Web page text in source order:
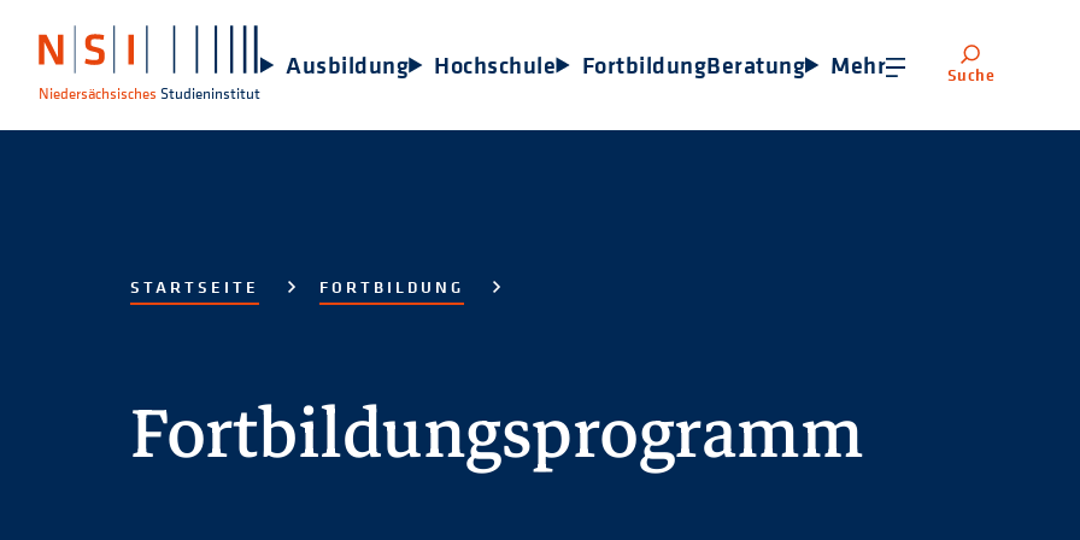
Niedersächsisches Studieninstitut
Ausbildung Hochschule FortbildungBeratung Mehr Suche
STARTSEITE FORTBILDUNG
Fortbildungsprogramm